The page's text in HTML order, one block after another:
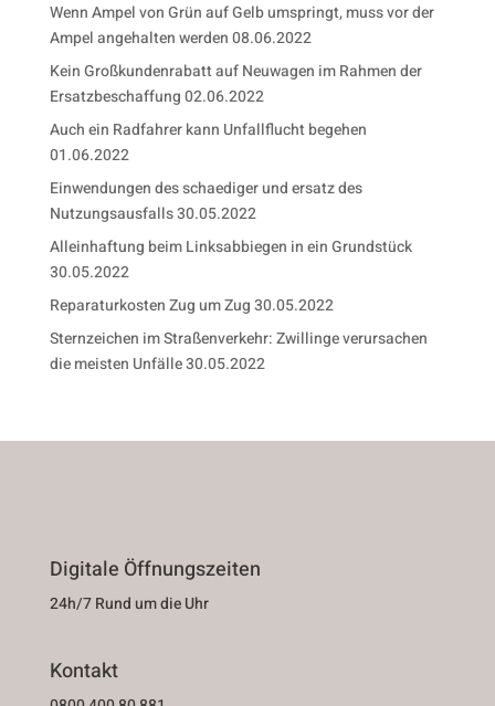
Wenn Ampel von Grün auf Gelb umspringt, muss vor der
Ampel angehalten werden08.06.2022
Kein Großkundenrabatt auf Neuwagen im Rahmen der
Ersatzbeschaffung02.06.2022
Auch ein Radfahrer kann Unfallflucht begehen
01.06.2022
Einwendungen des schaediger und ersatz des
Nutzungsausfalls30.05.2022
Alleinhaftung beim Linksabbiegen in ein Grundstück
30.05.2022
Reparaturkosten Zug um Zug30.05.2022
Sternzeichen im Straßenverkehr: Zwillinge verursachen
die meisten Unfälle30.05.2022
Digitale Öffnungszeiten
24h/7 Rund um die Uhr
Kontakt